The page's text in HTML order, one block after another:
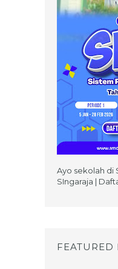
Ayo sekolah di
SIngaraja |
FEATURED